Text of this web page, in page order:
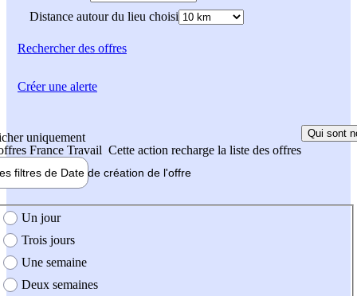
Distance autour du lieu choisi
Rechercherdes offres
uniquement
France Travail Cette action recharge la liste des offres
Qui sont
filtres de Date de création de l'offre
création de l'offre
Un jour
Trois jours
Une semaine
Deux semaines
Créer une alerte